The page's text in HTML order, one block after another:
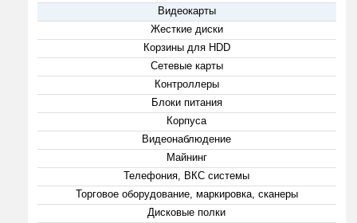
Видеокарты
Жесткие диски
Корзины для HDD
Сетевые карты
Контроллеры
Блоки питания
Корпуса
Видеонаблюдение
Майнинг
Телефония, ВКС системы
Торговое оборудование, маркировка, сканеры
Дисковые полки